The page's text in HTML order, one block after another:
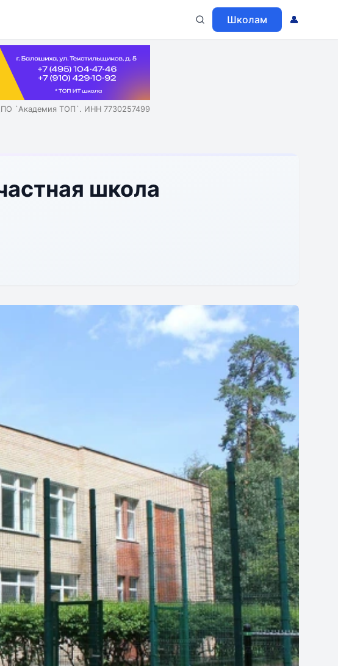
Школам 👤
`Академия ТОП`. ИНН 7730257499
школа